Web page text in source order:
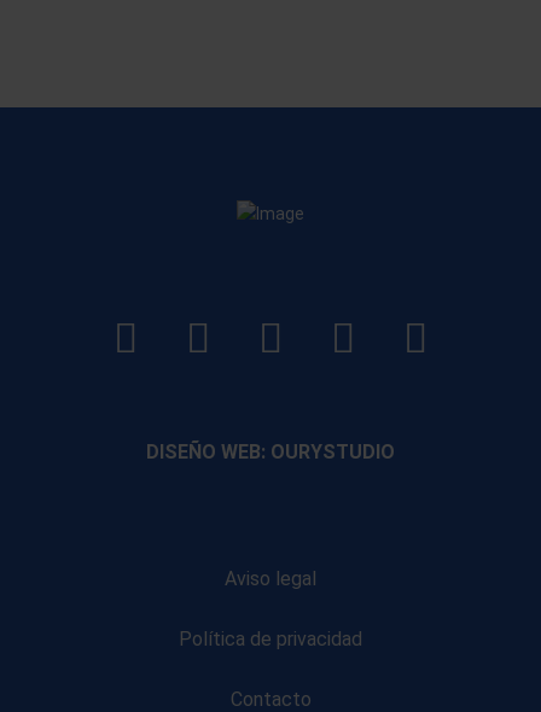
LinkedInInstagramFacebook
YouTube
DISEÑO WEB: OURYSTUDIO
Aviso legal
Política de privacidad
Contacto